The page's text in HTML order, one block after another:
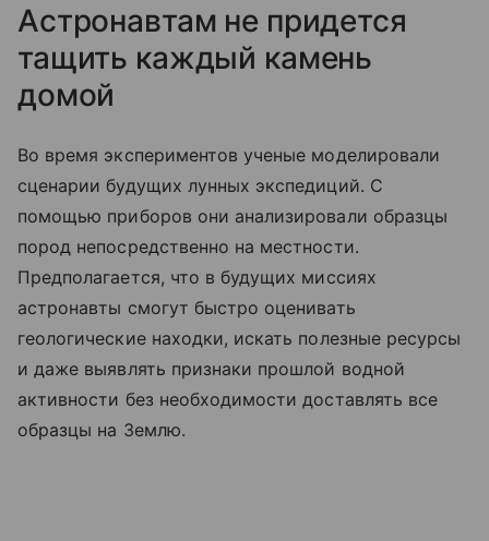
Астронавтам не придется
тащить каждый камень
домой
Во время экспериментов ученые моделировали
сценарии будущих лунных экспедиций. С
помощью приборов они анализировали образцы
пород непосредственно на местности.
Предполагается, что в будущих миссиях
астронавты смогут быстро оценивать
геологические находки, искать полезные ресурсы
и даже выявлять признаки прошлой водной
активности без необходимости доставлять все
образцы на Землю.